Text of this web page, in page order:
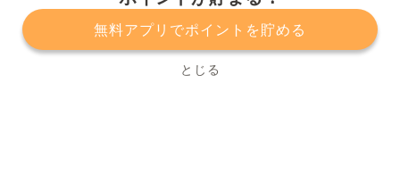
無料アプリでポイントを貯める
とじる
プライバシーポリシー 利用規約
運営会社
サービスに関してのお問い合わせ